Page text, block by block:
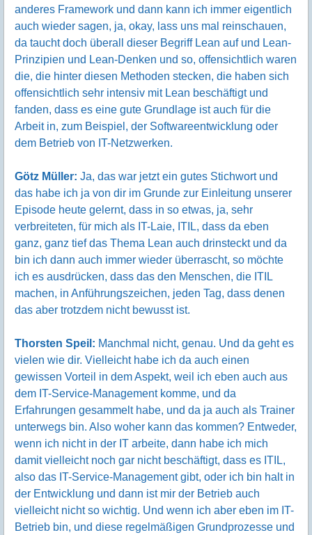
anderes Framework und dann kann ich immer eigentlich
auch wieder sagen, ja, okay, lass uns mal reinschauen,
da taucht doch überall dieser Begriff Lean auf und Lean-
Prinzipien und Lean-Denken und so, offensichtlich waren
die, die hinter diesen Methoden stecken, die haben sich
offensichtlich sehr intensiv mit Lean beschäftigt und
fanden, dass es eine gute Grundlage ist auch für die
Arbeit in, zum Beispiel, der Softwareentwicklung oder
dem Betrieb von IT-Netzwerken.
Götz Müller: Ja, das war jetzt ein gutes Stichwort und
das habe ich ja von dir im Grunde zur Einleitung unserer
Episode heute gelernt, dass in so etwas, ja, sehr
verbreiteten, für mich als IT-Laie, ITIL, dass da eben
ganz, ganz tief das Thema Lean auch drinsteckt und da
bin ich dann auch immer wieder überrascht, so möchte
ich es ausdrücken, dass das den Menschen, die ITIL
machen, in Anführungszeichen, jeden Tag, dass denen
das aber trotzdem nicht bewusst ist.
Thorsten Speil: Manchmal nicht, genau. Und da geht es
vielen wie dir. Vielleicht habe ich da auch einen
gewissen Vorteil in dem Aspekt, weil ich eben auch aus
dem IT-Service-Management komme, und da
Erfahrungen gesammelt habe, und da ja auch als Trainer
unterwegs bin. Also woher kann das kommen? Entweder,
wenn ich nicht in der IT arbeite, dann habe ich mich
damit vielleicht noch gar nicht beschäftigt, dass es ITIL,
also das IT-Service-Management gibt, oder ich bin halt in
der Entwicklung und dann ist mir der Betrieb auch
vielleicht nicht so wichtig. Und wenn ich aber eben im IT-
Betrieb bin, und diese regelmäßigen Grundprozesse und